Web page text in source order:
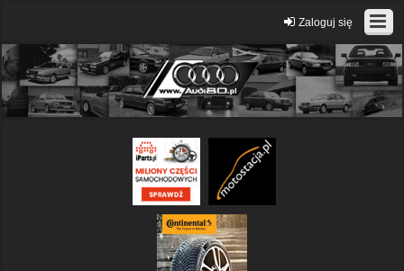
Zaloguj się